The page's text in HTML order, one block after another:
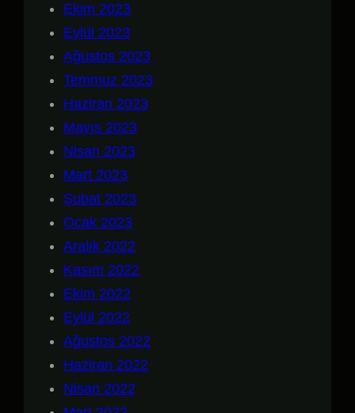
Ekim 2023
Eylül 2023
Ağustos 2023
Temmuz 2023
Haziran 2023
Mayıs 2023
Nisan 2023
Mart 2023
Şubat 2023
Ocak 2023
Aralık 2022
Kasım 2022
Ekim 2022
Eylül 2022
Ağustos 2022
Haziran 2022
Nisan 2022